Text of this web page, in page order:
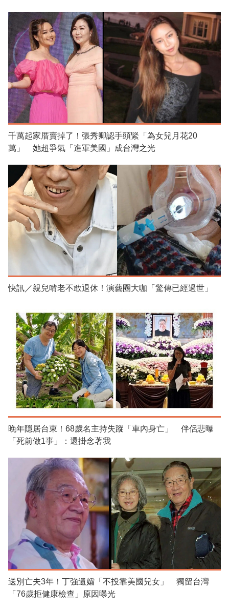
千萬起家厝賣掉了！張秀卿認手頭緊「為女兒月花20
萬」 她超爭氣「進軍美國」成台灣之光
快訊／親兒啃老不敢退休！演藝圈大咖「驚傳已經過世」
晚年隱居台東！68歲名主持失蹤「車內身亡」 伴侶悲曝
「死前做1事」：還掛念著我
送別亡夫3年！丁強遺孀「不投靠美國兒女」 獨留台灣
「76歲拒健康檢查」原因曝光